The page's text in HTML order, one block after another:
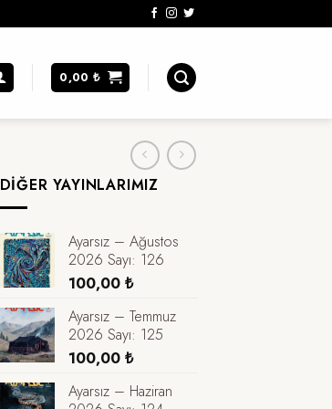
0,00₺
DIĞER YAYINLARIMIZ
Ayarsız – Ağustos
2026 Sayı: 126
100,00 ₺
Ayarsız – Temmuz
2026 Sayı: 125
100,00 ₺
Ayarsız – Haziran